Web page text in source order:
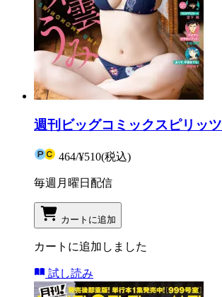
週刊ビッグコミックスピリッツ
464/¥510(税込)
毎週月曜日配信
カートに追加
カートに追加しました
試し読み